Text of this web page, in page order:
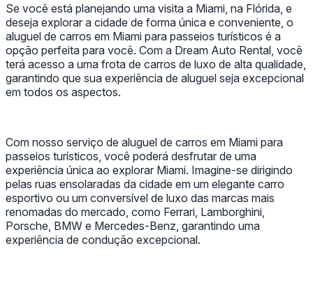
Se você está planejando uma visita a Miami, na Flórida, e
deseja explorar a cidade de forma única e conveniente, o
aluguel de carros em Miami para passeios turísticos é a
opção perfeita para você. Com a Dream Auto Rental, você
terá acesso a uma frota de carros de luxo de alta qualidade,
garantindo que sua experiência de aluguel seja excepcional
em todos os aspectos.
Com nosso serviço de aluguel de carros em Miami para
passeios turísticos, você poderá desfrutar de uma
experiência única ao explorar Miami. Imagine-se dirigindo
pelas ruas ensolaradas da cidade em um elegante carro
esportivo ou um conversível de luxo das marcas mais
renomadas do mercado, como Ferrari, Lamborghini,
Porsche, BMW e Mercedes-Benz, garantindo uma
experiência de condução excepcional.